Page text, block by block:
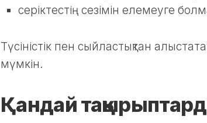
серіктестің сезімін елемеуге
Түсіністік пен сыйластықтан
мүмкін.
Қандай